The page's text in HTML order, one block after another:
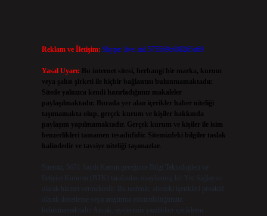
Reklam ve İletişim: Skype: live:.cid.575569c608265c69
Yasal Uyarı:
Bu internet sitesi, herhangi bir marka, kurum
veya şahıs şirketi ile hiçbir bağlantısı bulunmamaktadır.
Sitede yalnızca kendi hazırladığımız makaleler
paylaşılmaktadır. Burada yer alan içerikler haber niteliği
taşımamakta olup, gerçek kurum ve kişiler hakkında
paylaşım yapılmamaktadır. Gerçek kurum ve kişiler ile isim
benzerlikleri tamamen tesadüfidir. Sitemizdeki bilgiler taslak
halindedir ve tavsiye niteliği taşımazlar.
Sitemiz, 5651 Sayılı Kanun gereğince Bilgi Teknolojileri ve
İletişim Kurumu (BTK) tarafından onaylanmış bir Yer Sağlayıcı
olarak hizmet vermektedir. Bu nedenle, sitedeki içerikleri proaktif
olarak denetleme veya araştırma yükümlülüğümüz
bulunmamaktadır. Ancak, üyelerimiz yazdıkları içeriklerin